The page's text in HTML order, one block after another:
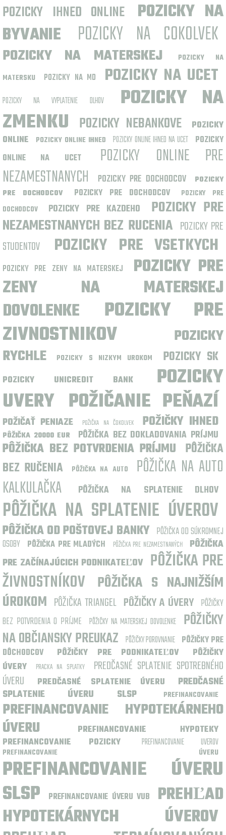
POZICKY IHNED ONLINE
POZICKY NA
BYVANIE
POZICKY NA COKOLVEK
POZICKY NA MATERSKEJ
POZICKY NA
MATERSKU
POZICKY NA MD POZICKY NA UCET
POZICKY NA VYPLATENIE DLHOV
POZICKY NA
ZMENKU POZICKY NEBANKOVE
POZICKY
ONLINE
POZICKY ONLINE IHNED POZICKY ONLINE IHNED NA UCET POZICKY
ONLINE NA UCET
POZICKY ONLINE PRE
NEZAMESTNANYCH
POZICKY PRE DOCHODCOV
POZICKY
PRE DOCHODCOV
POZICKY PRE DOCHODCOV
POZICKY PRE
DOCHODCOV
POZICKY PRE KAZDEHO
POZICKY PRE
NEZAMESTNANYCH BEZ RUCENIA POZICKY PRE
STUDENTOV
POZICKY PRE VSETKYCH
POZICKY PRE ZENY NA MATERSKEJ
POZICKY PRE
ZENY NA MATERSKEJ
DOVOLENKE
POZICKY PRE
ZIVNOSTNIKOV
POZICKY
RYCHLE
POZICKY S NIZKYM UROKOM POZICKY SK
POZICKY UNICREDIT BANK
POZICKY
UVERY POŽIČANIE PEŇAZÍ
POŽIČAŤ PENIAZE POŽIČKA NA ČOKOLVEK POŽIČKY IHNED
PÔŽIČKA 20000 EUR PÔŽIČKA BEZ DOKLADOVANIA PRÍJMU
PÔŽIČKA BEZ POTVRDENIA PRÍJMU PÔŽIČKA
BEZ RUČENIA
PÔŽIČKA NA AUTO
PÔŽIČKA NA AUTO
KALKULAČKA
PÔŽIČKA NA SPLATENIE DLHOV
PÔŽIČKA NA SPLATENIE ÚVEROV
PÔŽIČKA OD POŠTOVEJ BANKY PÔŽIČKA OD SÚKROMNEJ
OSOBY PÔŽIČKA PRE MLADÝCH PÔŽIČKA PRE NEZAMESTNANÝCH
PÔŽIČKA
PRE ZAČÍNAJÚCICH PODNIKATEĽOV PÔŽIČKA PRE
ŽIVNOSTNÍKOV
PÔŽIČKA S NAJNIŽŠÍM
ÚROKOM PÔŽIČKA TRIANGEL PÔŽIČKY A ÚVERY PÔŽIČKY
BEZ POTVRDENIA O PRÍJME
PÔŽIČKY NA MATERSKEJ DOVOLENKE
PÔŽIČKY
NA OBČIANSKY PREUKAZ PÔŽIČKY POROVNANIE PÔŽIČKY PRE
DÔCHODCOV
PÔŽIČKY PRE PODNIKATEĽOV
PÔŽIČKY
ÚVERY
PRACKA NA SPLATKY
PREDČASNÉ SPLATENIE SPOTREBNÉHO
ÚVERU
PREDČASNÉ SPLATENIE ÚVERU
PREDČASNÉ
SPLATENIE ÚVERU SLSP
PREFINANCOVANIE
PREFINANCOVANIE HYPOTEKÁRNEHO
ÚVERU
PREFINANCOVANIE HYPOTEKY
PREFINANCOVANIE POZICKY
PREFINANCOVANIE UVEROV
PREFINANCOVANIE ÚVERU
PREFINANCOVANIE ÚVERU
SLSP
PREFINANCOVANIE ÚVERU VUB
PREHĽAD
HYPOTEKÁRNYCH ÚVEROV